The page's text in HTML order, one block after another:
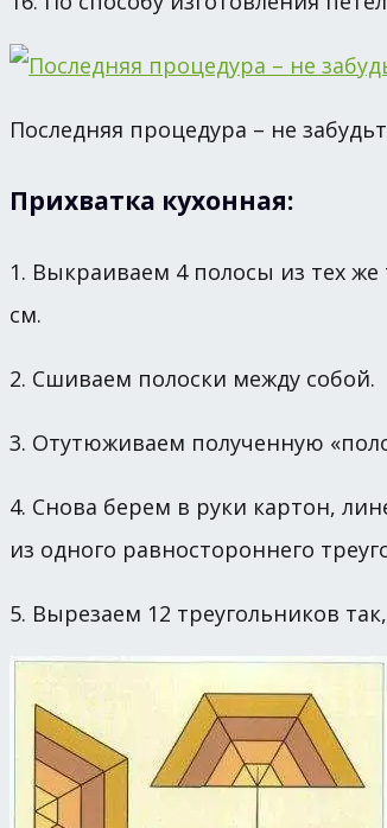
Последняя процедура – не
Прихватка кухонная:
1. Выкраиваем 4 полосы из тех
см.
2. Сшиваем полоски между собой.
3. Отутюживаем полученную
4. Снова берем в руки картон,
из одного равностороннего
5. Вырезаем 12 треугольников